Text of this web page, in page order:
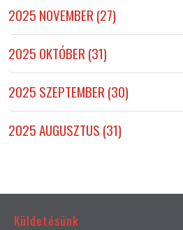
2025 NOVEMBER (27)
2025 OKTÓBER (31)
2025 SZEPTEMBER (30)
2025 AUGUSZTUS (31)
Küldetésünk